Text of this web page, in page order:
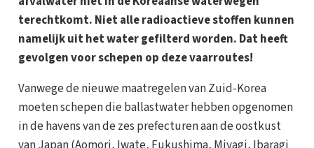
terechtkomt. Niet alle radioactieve stoffen kunnen
namelijk uit het water gefilterd worden. Dat heeft
gevolgen voor schepen op deze vaarroutes!
Vanwege de nieuwe maatregelen van Zuid-Korea
moeten schepen die ballastwater hebben opgenomen
in de havens van de zes prefecturen aan de oostkust